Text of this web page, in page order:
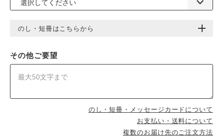
のし・短冊はこちらから
その他ご要望
のし・短冊・メッセージカードについて
お支払い・送料について
複数のお届け先のご注文方法